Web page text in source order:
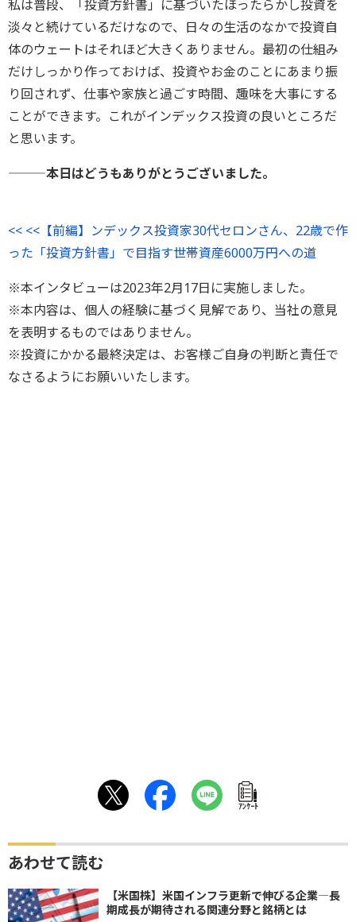
私は普段、「投資方針書」に基づいたほったらかし投資を
淡々と続けているだけなので、日々の生活のなかで投資自
体のウェートはそれほど大きくありません。最初の仕組み
だけしっかり作っておけば、投資やお金のことにあまり振
り回されず、仕事や家族と過ごす時間、趣味を大事にする
ことができます。これがインデックス投資の良いところだ
と思います。
―――本日はどうもありがとうございました。
<< <<【前編】ンデックス投資家30代セロンさん、22歳で作
った「投資方針書」で目指す世帯資産6000万円への道
※本インタビューは2023年2月17日に実施しました。
※本内容は、個人の経験に基づく見解であり、当社の意見
を表明するものではありません。
※投資にかかる最終決定は、お客様ご自身の判断と責任で
なさるようにお願いいたします。
ｱﾝｹｰﾄ
あわせて読む
【米国株】米国インフラ更新で伸びる企業―長
期成長が期待される関連分野と銘柄とは